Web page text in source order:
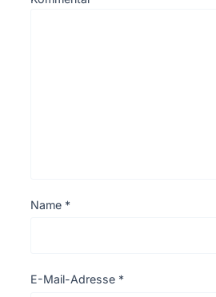
Name *
E-Mail-Adresse *